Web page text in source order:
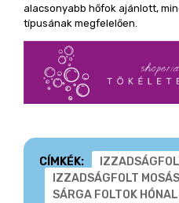
alacsonyabb hőfok ajánlott,
típusának megfelelően.
CÍMKÉK:
IZZADSÁGFOLT
SÁRGA FOLTOK